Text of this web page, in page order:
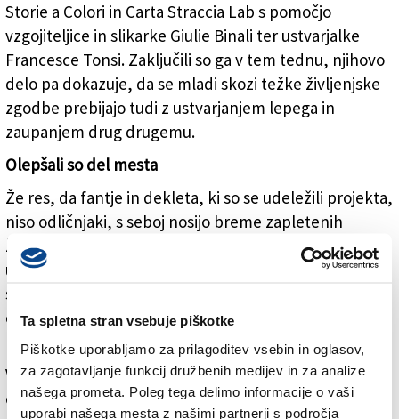
Ta spletna stran vsebuje piškotke
Piškotke uporabljamo za prilagoditev vsebin in oglasov,
za zagotavljanje funkcij družbenih medijev in za analize
našega prometa. Poleg tega delimo informacije o vaši
uporabi našega mesta z našimi partnerji s področja
Storie a Colori in Carta Straccia Lab s pomočjo
vzgojiteljice in slikarke Giulie Binali ter ustvarjalke
Francesce Tonsi. Zaključili so ga v tem tednu, njihovo
delo pa dokazuje, da se mladi skozi težke življenjske
zgodbe prebijajo tudi z ustvarjanjem lepega in
zaupanjem drug drugemu.
Olepšali so del mesta
Že res, da fantje in dekleta, ki so se udeležili projekta,
niso odličnjaki, s seboj nosijo breme zapletenih
življenjskih zgodb, so pa dali vse od sebe za
uresničitev murala, sta izpostavili umetnici, ki sta
spremljali mlade pri delu. Hvalevredno je, da so svoje
energije vložili v skupno dobro in pripomogli k
regeneraciji delčka našega mesta, menita.
V času, ko so tržaški mediji posejani z zgodbami iz
črne kronike, katerih protagonisti so večkrat mladi, z